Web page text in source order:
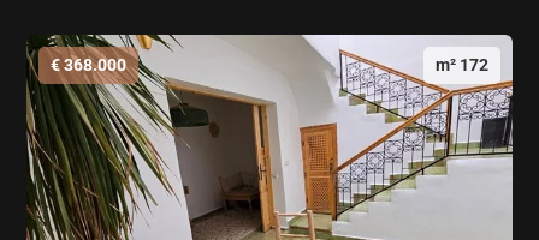
172 m²
368.000 €